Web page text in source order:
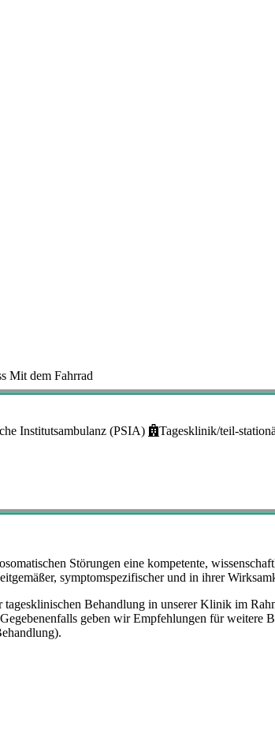
Mit dem Fahrrad
Institutsambulanz (PSIA) Tagesklinik/teil-
Störungen eine kompetente,
symptomspezifischer und in ihrer
Behandlung in unserer Klinik im
geben wir Empfehlungen für weitere